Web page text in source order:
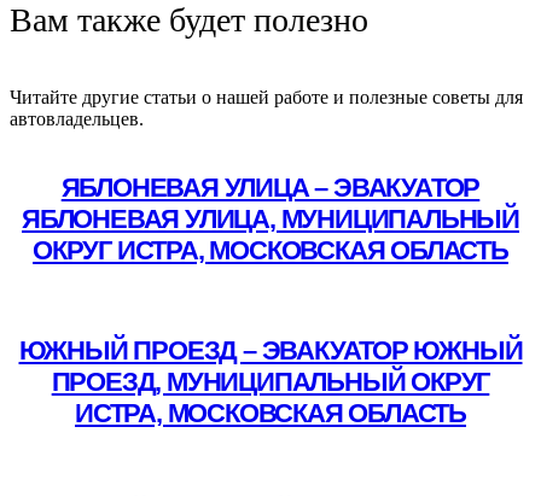
Вам также будет полезно
Читайте другие статьи о нашей работе и полезные советы для
автовладельцев.
ЯБЛОНЕВАЯ УЛИЦА – ЭВАКУАТОР
ЯБЛОНЕВАЯ УЛИЦА, МУНИЦИПАЛЬНЫЙ
ОКРУГ ИСТРА, МОСКОВСКАЯ ОБЛАСТЬ
ЮЖНЫЙ ПРОЕЗД – ЭВАКУАТОР ЮЖНЫЙ
ПРОЕЗД, МУНИЦИПАЛЬНЫЙ ОКРУГ
ИСТРА, МОСКОВСКАЯ ОБЛАСТЬ